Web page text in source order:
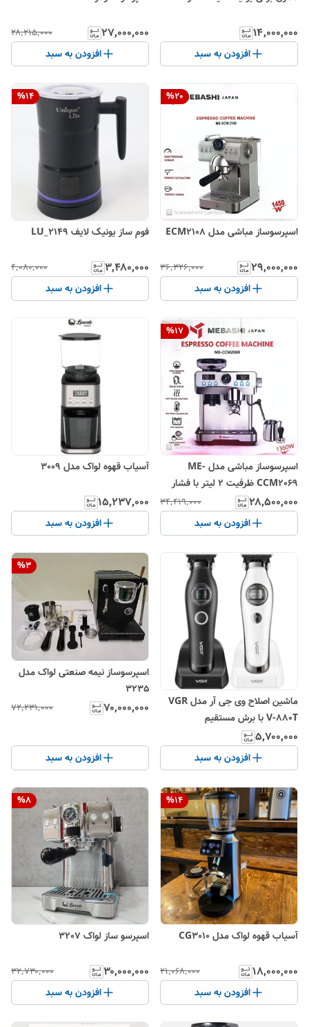
۱۴٬۰۰۰٬۰۰۰
افزودن به سبد
۲۷٬۰۰۰٬۰۰۰ ۲۸٬۲۱۵٬۰۰۰
افزودن به سبد
%20
اسپرسوساز مباشی مدل ECM2108
۲۹٬۰۰۰٬۰۰۰ ۳۶٬۳۲۶٬۰۰۰
افزودن به سبد
%14
فوم ساز یونیک لایف LU_2149
۳٬۴۸۰٬۰۰۰ ۴٬۰۸۰٬۰۰۰
افزودن به سبد
%17
اسپرسوساز مباشی مدل ME-
CCM2069 ظرفیت ۲ لیتر با فشار
بخار ۲۰ بار
۲۸٬۵۰۰٬۰۰۰ ۳۴٬۴۱۹٬۰۰۰
افزودن به سبد
آسیاب قهوه لواک مدل 3009
۱۵٬۲۳۷٬۰۰۰
افزودن به سبد
ماشین اصلاح وی جی آر مدل VGR
V-880T با برش مستقیم
۵٬۷۰۰٬۰۰۰
افزودن به سبد
%3
اسپرسوساز نیمه صنعتی لواک مدل
3235
۷۰٬۰۰۰٬۰۰۰ ۷۲٬۲۳۱٬۰۰۰
افزودن به سبد
%14
آسیاب قهوه لواک مدل CG3010
۱۸٬۰۰۰٬۰۰۰ ۲۱٬۰۶۸٬۰۰۰
افزودن به سبد
%8
اسپرسو ساز لواک 3207
۳۰٬۰۰۰٬۰۰۰ ۳۲٬۷۳۰٬۰۰۰
افزودن به سبد